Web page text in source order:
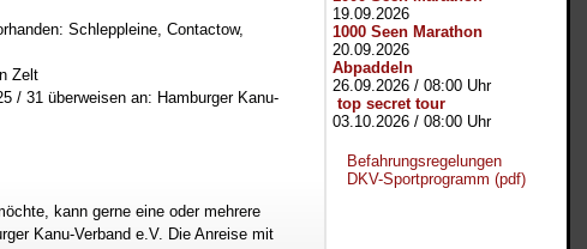
19.09.2026
1000 Seen Marathon
20.09.2026
Abpaddeln
26.09.2026 / 08:00 Uhr
top secret tour
03.10.2026 / 08:00 Uhr
Befahrungsregelungen
DKV-Sportprogramm (pdf)
Schleppleine, Contactow,
Zelt
/ 31 überweisen an: Hamburger Kanu-
kann gerne eine oder mehrere
Kanu-Verband e.V. Die Anreise mit